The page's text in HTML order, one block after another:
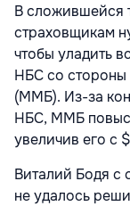
В сложившейся
страховщикам
чтобы уладить
НБС со
(ММБ). Из-за
НБС, ММБ
увеличив его с
Виталий Бодя с
не удалось